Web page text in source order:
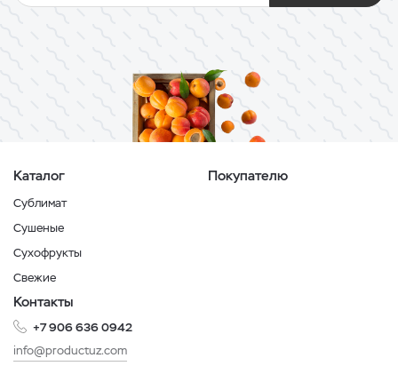
Каталог
Сублимат
Сушеные
Сухофрукты
Свежие
Покупателю
Контакты
+7 906 636 0942
info@productuz.com